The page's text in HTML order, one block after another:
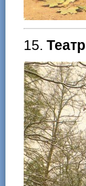
15. Театр